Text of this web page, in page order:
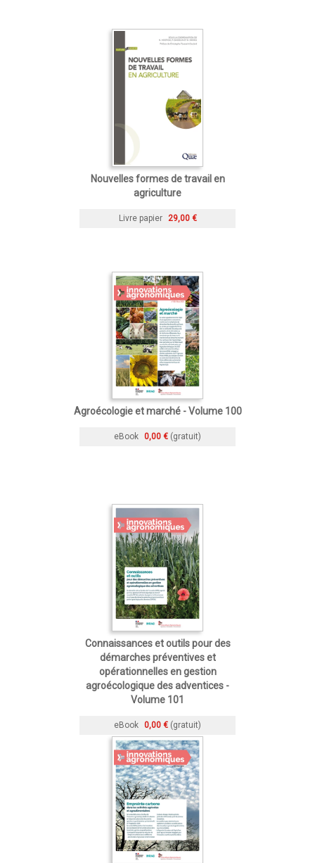
Nouvelles formes de travail en
agriculture
Livre papier 29,00 €
Agroécologie et marché - Volume 100
eBook 0,00 € (gratuit)
Connaissances et outils pour des
démarches préventives et
opérationnelles en gestion
agroécologique des adventices -
Volume 101
eBook 0,00 € (gratuit)